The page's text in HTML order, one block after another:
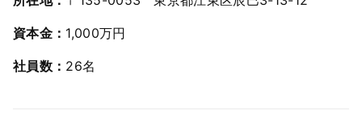
資本金： 1,000万円
社員数： 26名